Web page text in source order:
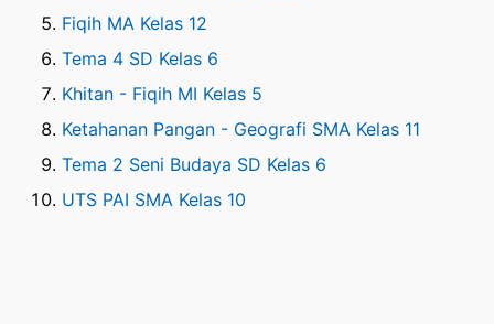
Fiqih MA Kelas 12
Tema 4 SD Kelas 6
Khitan - Fiqih MI Kelas 5
Ketahanan Pangan - Geografi SMA Kelas 11
Tema 2 Seni Budaya SD Kelas 6
UTS PAI SMA Kelas 10